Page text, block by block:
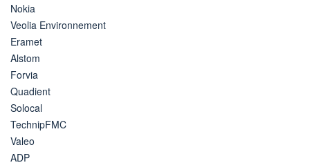
Nokia
Veolia Environnement
Eramet
Alstom
Forvia
Quadient
Solocal
TechnipFMC
Valeo
ADP